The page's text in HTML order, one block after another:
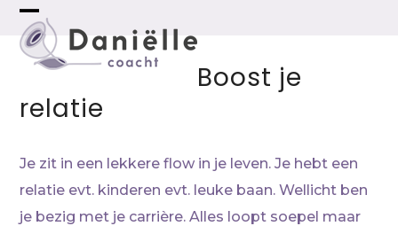
Skip
content
Open
mobile
Close
mobile
Boost je
relatie
Je zit in een lekkere flow in je leven. Je hebt een
relatie evt. kinderen evt. leuke baan. Wellicht ben
je bezig met je carrière. Alles loopt soepel maar